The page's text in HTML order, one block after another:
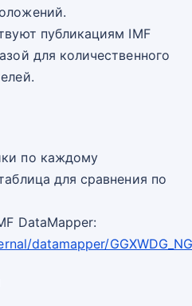
публикациям IMF
для количественного
по каждому
для сравнения по
DataMapper:
datamapper/